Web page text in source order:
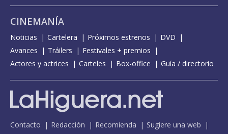
CINEMANÍA
Noticias Cartelera Próximos estrenos
DVD
Avances
Tráilers
Festivales + premios
Actores y actrices
Carteles Box-office Guía / directorio
Contacto Redacción Recomienda
Sugiere una web